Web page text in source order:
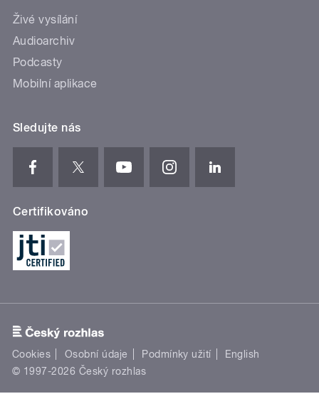
Živé vysílání
Audioarchiv
Podcasty
Mobilní aplikace
Sledujte nás
Certifikováno
Cookies Osobní údaje Podmínky užití
English
© 1997-2026 Český rozhlas